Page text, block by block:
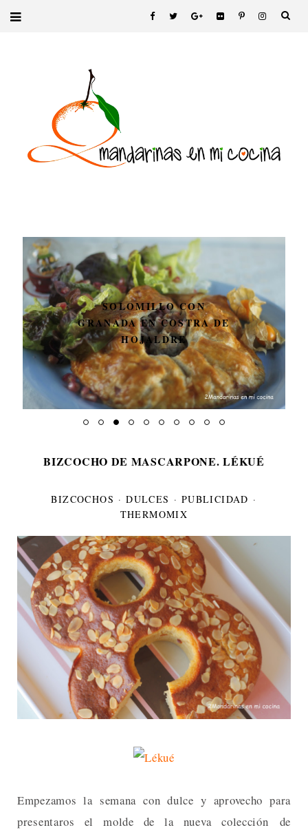
SOLOMILLO CON
GRANADA EN COSTRA DE
HOJALDRE
BIZCOCHO DE MASCARPONE. LÉKUÉ
BIZCOCHOS ·DULCES · PUBLICIDAD ·
THERMOMIX
Empezamos la semana con dulce y aprovecho para
presentaros el molde de la nueva colección de